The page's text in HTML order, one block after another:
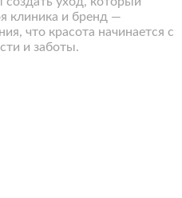
клиника и бренд —
что красота начинается с
и заботы.